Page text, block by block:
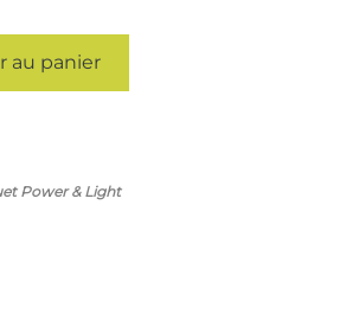
au panier
Power & Light